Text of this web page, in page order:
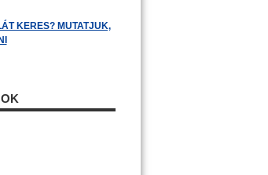
KERES? MUTATJUK,